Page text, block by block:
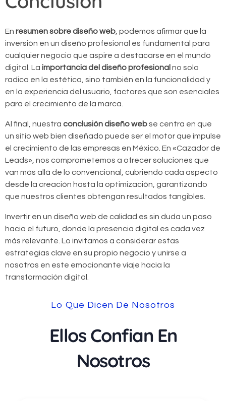
En resumen sobre diseño web, podemos afirmar que la
inversión en un diseño profesional es fundamental para
cualquier negocio que aspire a destacarse en el mundo
digital. La importancia del diseño profesional no solo
radica en la estética, sino también en la funcionalidad y
en la experiencia del usuario, factores que son esenciales
para el crecimiento de la marca.
Al final, nuestra conclusión diseño webse centra en que
un sitio web bien diseñado puede ser el motor que impulse
el crecimiento de las empresas en México. En «Cazador de
Leads», nos comprometemos a ofrecer soluciones que
van más allá de lo convencional, cubriendo cada aspecto
desde la creación hasta la optimización, garantizando
que nuestros clientes obtengan resultados tangibles.
Invertir en un diseño web de calidad es sin duda un paso
hacia el futuro, donde la presencia digital es cada vez
más relevante. Lo invitamos a considerar estas
estrategias clave en su propio negocio y unirse a
nosotros en este emocionante viaje hacia la
transformación digital.
Lo Que Dicen De Nosotros
Ellos Confian En
Nosotros